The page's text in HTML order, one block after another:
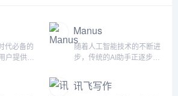
代必备的
户提供全
处理。提
计模板：
Manus
随着人工智能技术的不断进
步，传统的AI助手正逐步向
力的全能智能体进化。近
日，一支中国研发团队震撼
讯飞写作